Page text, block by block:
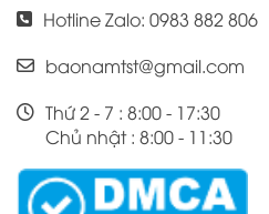
Hotline Zalo: 0983 882 806
baonamtst@gmail.com
Thứ 2 - 7 : 8:00 - 17:30
Chủ nhật : 8:00 - 11:30